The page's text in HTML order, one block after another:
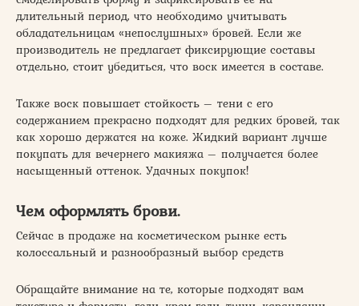
длительный период, что необходимо учитывать
обладательницам «непослушных» бровей. Если же
производитель не предлагает фиксирующие составы
отдельно, стоит убедиться, что воск имеется в составе.
Также воск повышает стойкость – тени с его
содержанием прекрасно подходят для редких бровей, так
как хорошо держатся на коже. Жидкий вариант лучше
покупать для вечернего макияжа – получается более
насыщенный оттенок. Удачных покупок!
Чем оформлять брови.
Сейчас в продаже на косметическом рынке есть
колоссальный и разнообразный выбор средств
Обращайте внимание на те, которые подходят вам